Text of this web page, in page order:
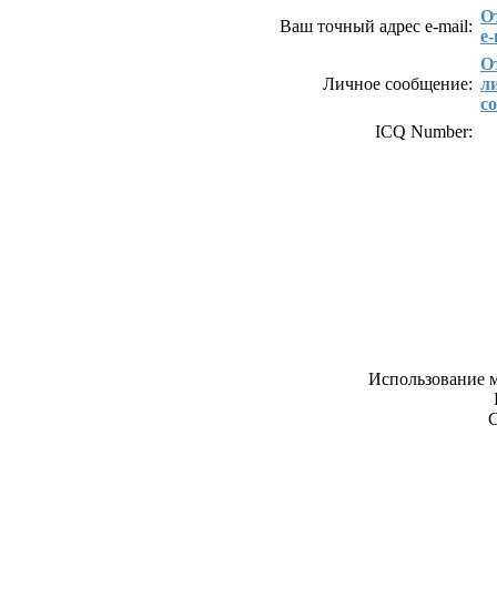
Ваш точный адрес e-mail:
Личное сообщение:
ICQ Number:
Использование